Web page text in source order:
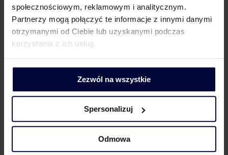
społecznościowym, reklamowym i analitycznym.
Partnerzy mogą połączyć te informacje z innymi danymi
otrzymanymi od Ciebie lub uzyskanymi podczas
korzystania z ich usług.
Zezwól na wszystkie
Spersonalizuj
Odmowa
Lider Obszaru Komunikacji
+48 500 127 570
NASI EKSPERCI W MEDIACH
(1290)